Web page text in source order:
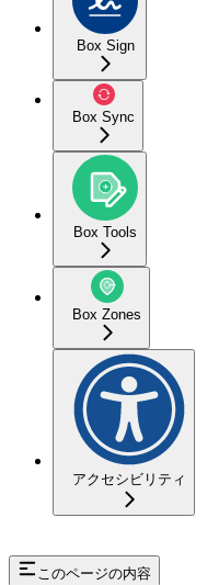
Box Sign
Box Sync
Box Tools
Box Zones
アクセシビリティ
このページの内容